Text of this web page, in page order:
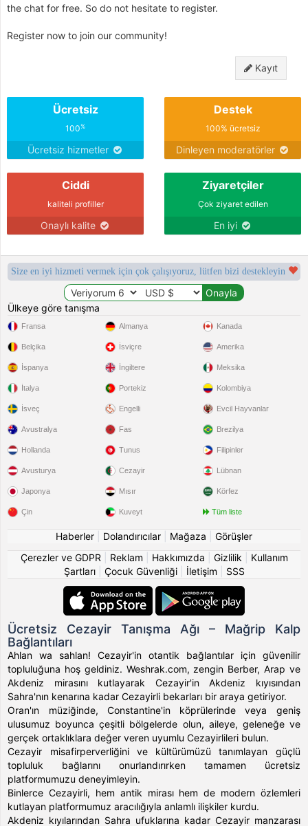
the chat for free. So do not hesitate to register.
Register now to join our community!
Kayıt
Ücretsiz
100%
Ücretsiz hizmetler
Destek
100% ücretsiz
Dinleyen moderatörler
Ciddi
kaliteli profiller
Onaylı kalite
Ziyaretçiler
Çok ziyaret edilen
En iyi
Size en iyi hizmeti vermek için çok çalışıyoruz, lütfen bizi destekleyin
Ülkeye göre tanışma
Fransa
Belçika
İspanya
İtalya
İsveç
Almanya
İsviçre
İngiltere
Portekiz
Engelli
Kanada
Amerika
Meksika
Kolombiya
Evcil Hayvanlar
Avustralya
Hollanda
Avusturya
Japonya
Çin
Fas
Tunus
Cezayir
Mısır
Kuveyt
Brezilya
Filipinler
Lübnan
Körfez
Tüm liste
Haberler Dolandırıcılar Mağaza
Görüşler
Çerezler ve GDPR
Reklam Hakkımızda Gizlilik
Kullanım
Şartları| Çocuk Güvenliği| İletişim SSS
Ücretsiz Cezayir Tanışma Ağı – Mağrip Kalp
Bağlantıları
Ahlan wa sahlan! Cezayir'in otantik bağlantılar için güvenilir
topluluğuna hoş geldiniz. Weshrak.com, zengin Berber, Arap ve
Akdeniz mirasını kutlayarak Cezayir'in Akdeniz kıyısından
Sahra'nın kenarına kadar Cezayirli bekarları bir araya getiriyor.
Oran'ın müziğinde, Constantine'in köprülerinde veya geniş
ulusumuz boyunca çeşitli bölgelerde olun, aileye, geleneğe ve
gerçek ortaklıklara değer veren uyumlu Cezayirlileri bulun.
Cezayir misafirperverliğini ve kültürümüzü tanımlayan güçlü
topluluk bağlarını onurlandırırken tamamen ücretsiz
platformumuzu deneyimleyin.
Binlerce Cezayirli, hem antik mirası hem de modern özlemleri
kutlayan platformumuz aracılığıyla anlamlı ilişkiler kurdu.
Akdeniz kıyılarından Sahra ufuklarına kadar Cezayir manzarası